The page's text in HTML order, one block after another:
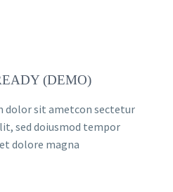
(DEMO)
dolor sit ametcon sectetur
sed doiusmod tempor
dolore magna